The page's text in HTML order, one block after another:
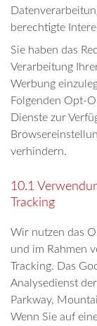
berechtigte
Sie haben das
Verarbeitung
Werbung
Folgenden Opt-
Dienste zur
verhindern.
10.1
Tracking
Wir nutzen das
und im Rahmen
Tracking. Das
Analysedienst
Parkway,
Wenn Sie auf